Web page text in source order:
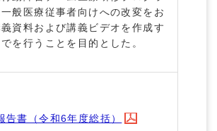
般医療従事者向けへの改変をお
資料および講義ビデオを作成す
を行うことを目的とした。
告書（令和6年度総括）